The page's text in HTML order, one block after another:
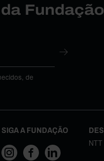
Fundação
de
SIGA A FUNDAÇÃO
NTT